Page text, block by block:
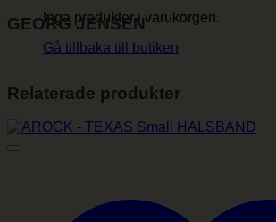
Inga produkter i varukorgen.
Gå tillbaka till butiken
GEORG JENSEN
Relaterade produkter